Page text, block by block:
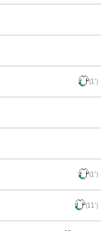
(1')
(1')
(11')